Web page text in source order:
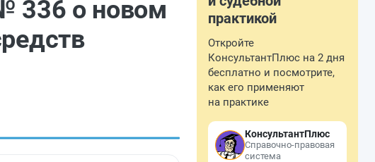
336 о новом
практикой
Откройте
КонсультантПлюс на 2 дня
бесплатно и посмотрите,
как его применяют
на практике
КонсультантПлюс
Справочно-правовая
система